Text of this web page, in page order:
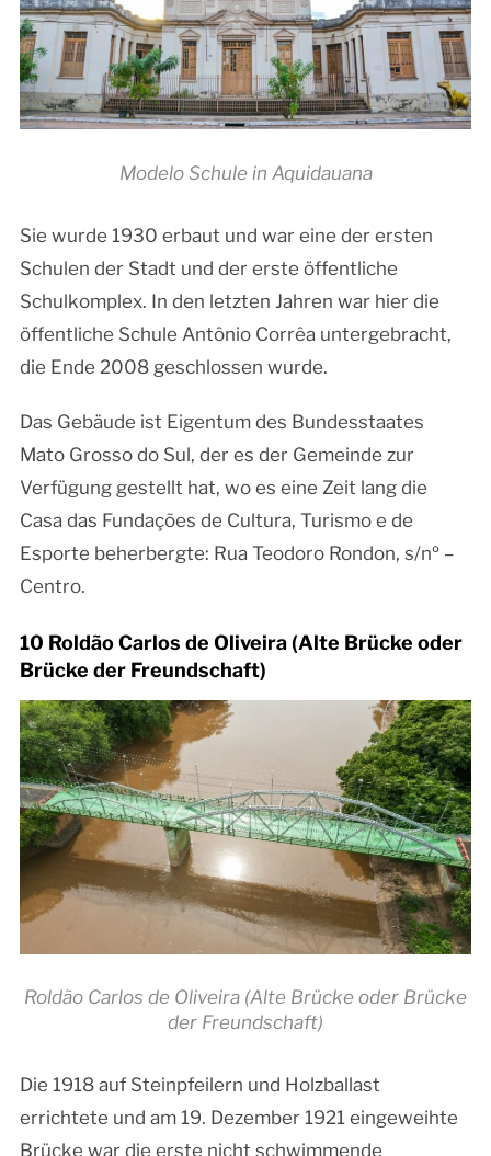
Modelo Schule in Aquidauana
Sie wurde 1930 erbaut und war eine der ersten
Schulen der Stadt und der erste öffentliche
Schulkomplex. In den letzten Jahren war hier die
öffentliche Schule Antônio Corrêa untergebracht,
die Ende 2008 geschlossen wurde.
Das Gebäude ist Eigentum des Bundesstaates
Mato Grosso do Sul, der es der Gemeinde zur
Verfügung gestellt hat, wo es eine Zeit lang die
Casa das Fundações de Cultura, Turismo e de
Esporte beherbergte: Rua Teodoro Rondon, s/nº –
Centro.
10 Roldão Carlos de Oliveira (Alte Brücke oder
Brücke der Freundschaft)
Roldão Carlos de Oliveira (Alte Brücke oder Brücke
der Freundschaft)
Die 1918 auf Steinpfeilern und Holzballast
errichtete und am 19. Dezember 1921 eingeweihte
Brücke war die erste nicht schwimmende